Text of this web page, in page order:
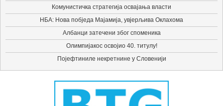
Комунистичка стратегија освајања власти
НБА: Нова побједа Мајамија, увјерљива Оклахома
Албанци затечени због споменика
Олимпијакос освојио 40. титулу!
Појефтиниле некретнине у Словенији